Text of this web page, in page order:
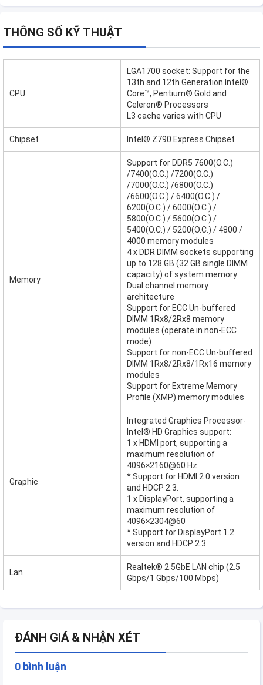
THÔNG SỐ KỸ THUẬT
CPU
LGA1700 socket: Support for the
13th and 12th Generation Intel®
Core™, Pentium® Gold and
Celeron® Processors
L3 cache varies with CPU
Chipset Intel® Z790 Express Chipset
Memory
Support for DDR5 7600(O.C.)
/7400(O.C.) /7200(O.C.)
/7000(O.C.) /6800(O.C.)
/6600(O.C.) / 6400(O.C.) /
6200(O.C.) / 6000(O.C.) /
5800(O.C.) / 5600(O.C.) /
5400(O.C.) / 5200(O.C.) / 4800 /
4000 memory modules
4 x DDR DIMM sockets supporting
up to 128 GB (32 GB single DIMM
capacity) of system memory
Dual channel memory
architecture
Support for ECC Un-buffered
DIMM 1Rx8/2Rx8 memory
modules (operate in non-ECC
mode)
Support for non-ECC Un-buffered
DIMM 1Rx8/2Rx8/1Rx16 memory
modules
Support for Extreme Memory
Profile (XMP) memory modules
Graphic
Integrated Graphics Processor-
Intel® HD Graphics support:
1 x HDMI port, supporting a
maximum resolution of
4096×2160@60 Hz
* Support for HDMI 2.0 version
and HDCP 2.3.
1 x DisplayPort, supporting a
maximum resolution of
4096×2304@60
* Support for DisplayPort 1.2
version and HDCP 2.3
Lan
Realtek® 2.5GbE LAN chip (2.5
Gbps/1 Gbps/100 Mbps)
ĐÁNH GIÁ & NHẬN XÉT
0 bình luận